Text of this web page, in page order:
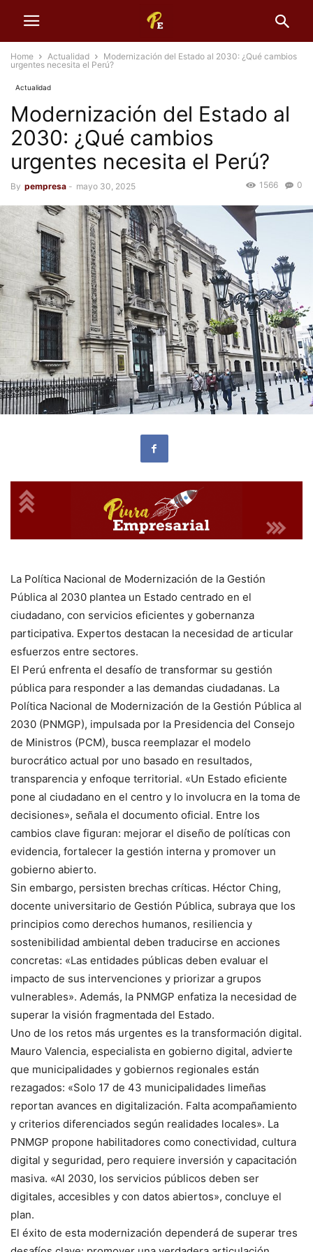
Home Actualidad
Modernización del Estado al 2030: ¿Qué cambios
urgentes necesita el Perú?
Actualidad
Modernización del Estado al
2030: ¿Qué cambios
urgentes necesita el Perú?
By pempresa - mayo 30, 2025 0
1566
La Política Nacional de Modernización de la Gestión
Pública al 2030 plantea un Estado centrado en el
ciudadano, con servicios eficientes y gobernanza
participativa. Expertos destacan la necesidad de articular
esfuerzos entre sectores.
El Perú enfrenta el desafío de transformar su gestión
pública para responder a las demandas ciudadanas. La
Política Nacional de Modernización de la Gestión Pública al
2030 (PNMGP), impulsada por la Presidencia del Consejo
de Ministros (PCM), busca reemplazar el modelo
burocrático actual por uno basado en resultados,
transparencia y enfoque territorial. «Un Estado eficiente
pone al ciudadano en el centro y lo involucra en la toma de
decisiones», señala el documento oficial. Entre los
cambios clave figuran: mejorar el diseño de políticas con
evidencia, fortalecer la gestión interna y promover un
gobierno abierto.
Sin embargo, persisten brechas críticas. Héctor Ching,
docente universitario de Gestión Pública, subraya que los
principios como derechos humanos, resiliencia y
sostenibilidad ambiental deben traducirse en acciones
concretas: «Las entidades públicas deben evaluar el
impacto de sus intervenciones y priorizar a grupos
vulnerables». Además, la PNMGP enfatiza la necesidad de
superar la visión fragmentada del Estado.
Uno de los retos más urgentes es la transformación digital.
Mauro Valencia, especialista en gobierno digital, advierte
que municipalidades y gobiernos regionales están
rezagados: «Solo 17 de 43 municipalidades limeñas
reportan avances en digitalización. Falta acompañamiento
y criterios diferenciados según realidades locales». La
PNMGP propone habilitadores como conectividad, cultura
digital y seguridad, pero requiere inversión y capacitación
masiva. «Al 2030, los servicios públicos deben ser
digitales, accesibles y con datos abiertos», concluye el
plan.
El éxito de esta modernización dependerá de superar tres